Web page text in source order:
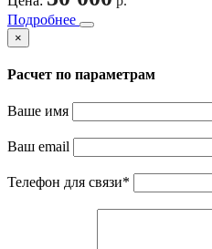
Подробнее
×
Расчет по параметрам
Ваше имя
Ваш email
Телефон для связи*